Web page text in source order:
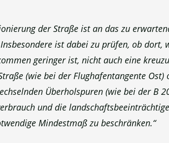
der Straße ist an das zu
ist dabei zu prüfen, ob dort,
geringer ist, nicht auch eine
(wie bei der Flughafentangente Ost)
Überholspuren (wie bei der B
und die
Mindestmaß zu beschränken.“